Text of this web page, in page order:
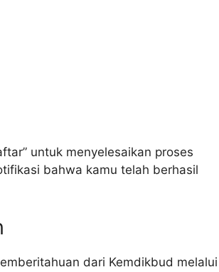
untuk menyelesaikan proses
bahwa kamu telah berhasil
dari Kemdikbud melalui